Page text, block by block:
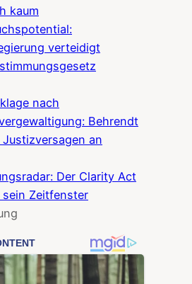
kaum
verteidigt
nach
Behrendt
an
Der Clarity Act
Zeitfenster